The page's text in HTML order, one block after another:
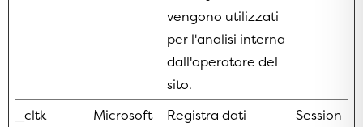
vengono utilizzati
per l'analisi interna
dall'operatore del
sito.
_cltk Microsoft
Registra dati
Session